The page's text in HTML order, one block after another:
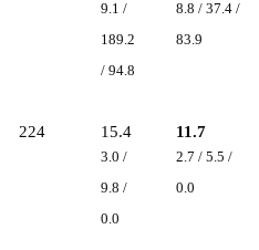
9.1 /
189.2
/ 94.8
8.8 / 37.4 /
83.9
224 15.4
3.0 /
9.8 /
0.0
11.7
2.7 / 5.5 /
0.0